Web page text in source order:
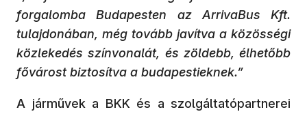
forgalomba Budapesten az ArrivaBus Kft.
tulajdonában, még tovább javítva a közösségi
közlekedés színvonalát, és zöldebb, élhetőbb
fővárost biztosítva a budapestieknek.”
A járművek a BKK és a szolgáltatópartnerei